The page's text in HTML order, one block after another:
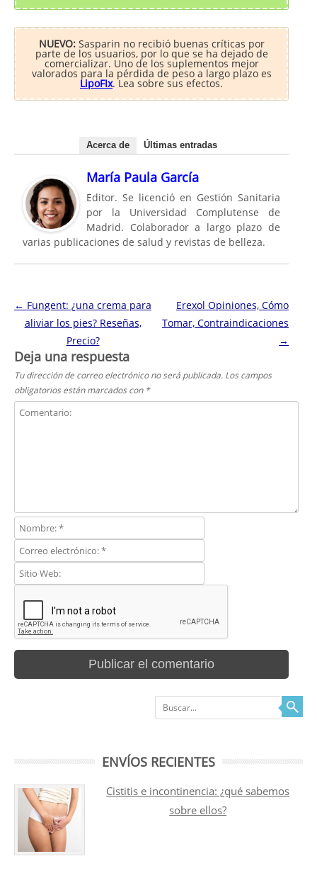
NUEVO: Sasparin no recibió buenas críticas por
parte de los usuarios, por lo que se ha dejado de
comercializar. Uno de los suplementos mejor
valorados para la pérdida de peso a largo plazo es
LipoFIx. Lea sobre sus efectos.
Acerca de Últimas entradas
María Paula García
Editor. Se licenció en Gestión Sanitaria
por la Universidad Complutense de
Madrid. Colaborador a largo plazo de
varias publicaciones de salud y revistas de belleza.
Navegación de entradas
← Fungent: ¿una crema para
aliviar los pies? Reseñas,
Precio?
Erexol Opiniones, Cómo
Tomar, Contraindicaciones
→
Deja una respuesta
Tu dirección de correo electrónico no será publicada. Los campos
obligatorios están marcados con *
Buscar
ENVÍOS RECIENTES
Cistitis e incontinencia: ¿qué sabemos
sobre ellos?